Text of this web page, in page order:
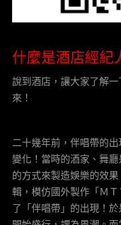
什麼是酒店經紀
說到酒店，讓大家了解
來！
二十幾年前，伴唱帶的
變化！當時的酒家、舞
的方式來製造娛樂的效
輯，模仿國外製作「Ｍ
了「伴唱帶」的出現！